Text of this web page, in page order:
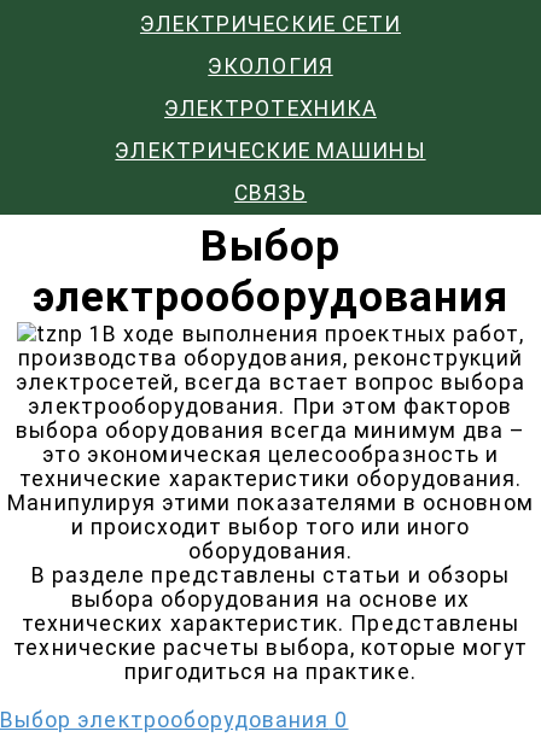
ЭЛЕКТРИЧЕСКИЕ СЕТИ
ЭКОЛОГИЯ
ЭЛЕКТРОТЕХНИКА
ЭЛЕКТРИЧЕСКИЕ МАШИНЫ
СВЯЗЬ
Выбор
электрооборудования
В ходе выполнения проектных работ,
производства оборудования, реконструкций
электросетей, всегда встает вопрос выбора
электрооборудования. При этом факторов
выбора оборудования всегда минимум два –
это экономическая целесообразность и
технические характеристики оборудования.
Манипулируя этими показателями в основном
и происходит выбор того или иного
оборудования.
В разделе представлены статьи и обзоры
выбора оборудования на основе их
технических характеристик. Представлены
технические расчеты выбора, которые могут
пригодиться на практике.
Выбор электрооборудования 0